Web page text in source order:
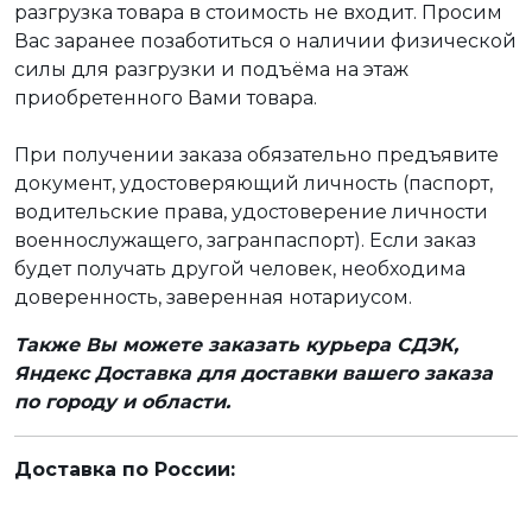
разгрузка товара в стоимость не входит. Просим
Вас заранее позаботиться о наличии физической
силы для разгрузки и подъёма на этаж
приобретенного Вами товара.
При получении заказа обязательно предъявите
документ, удостоверяющий личность (паспорт,
водительские права, удостоверение личности
военнослужащего, загранпаспорт). Если заказ
будет получать другой человек, необходима
доверенность, заверенная нотариусом.
Также Вы можете заказать курьера СДЭК,
Яндекс Доставка для доставки вашего заказа
по городу и области.
Доставка по России: